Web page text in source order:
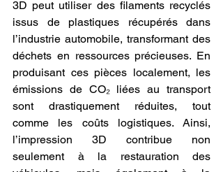
3D peut utiliser des filaments recyclés
issus de plastiques récupérés dans
l’industrie automobile, transformant des
déchets en ressources précieuses. En
produisant ces pièces localement, les
émissions de CO₂ liées au transport
sont drastiquement réduites, tout
comme les coûts logistiques. Ainsi,
l’impression 3D contribue non
seulement à la restauration des